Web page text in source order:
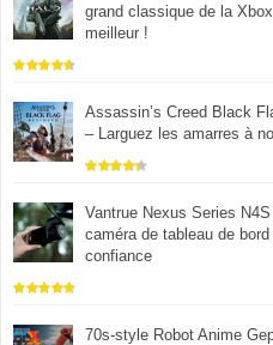
grand classique de la
meilleur !
Assassin’s Creed Black
– Larguez les amarres à
Vantrue Nexus Series
caméra de tableau de
confiance
70s-style Robot Anime